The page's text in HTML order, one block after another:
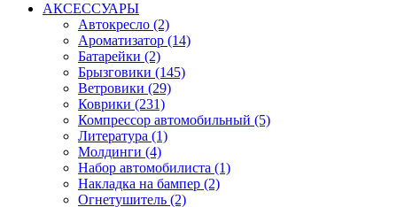
АКСЕССУАРЫ
Автокресло (2)
Ароматизатор (14)
Батарейки (2)
Брызговики (145)
Ветровики (29)
Коврики (231)
Компрессор автомобильный (5)
Литература (1)
Молдинги (4)
Набор автомобилиста (1)
Накладка на бампер (2)
Огнетушитель (2)